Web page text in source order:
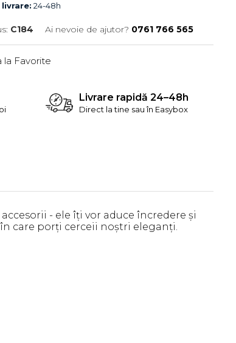
24-48h
C184 Ai nevoie de ajutor? 0761 766 565
la Favorite
Livrare rapidă 24–48h
Direct la tine sau în Easybox
- ele îți vor aduce încredere și
care porți cerceii noștri eleganți.